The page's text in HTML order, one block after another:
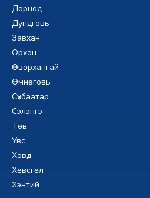
Дорнод
Дундговь
Завхан
Орхон
Өвөрхангай
Өмнөговь
Сүхбаатар
Сэлэнгэ
Төв
Увс
Ховд
Хөвсгөл
Хэнтий